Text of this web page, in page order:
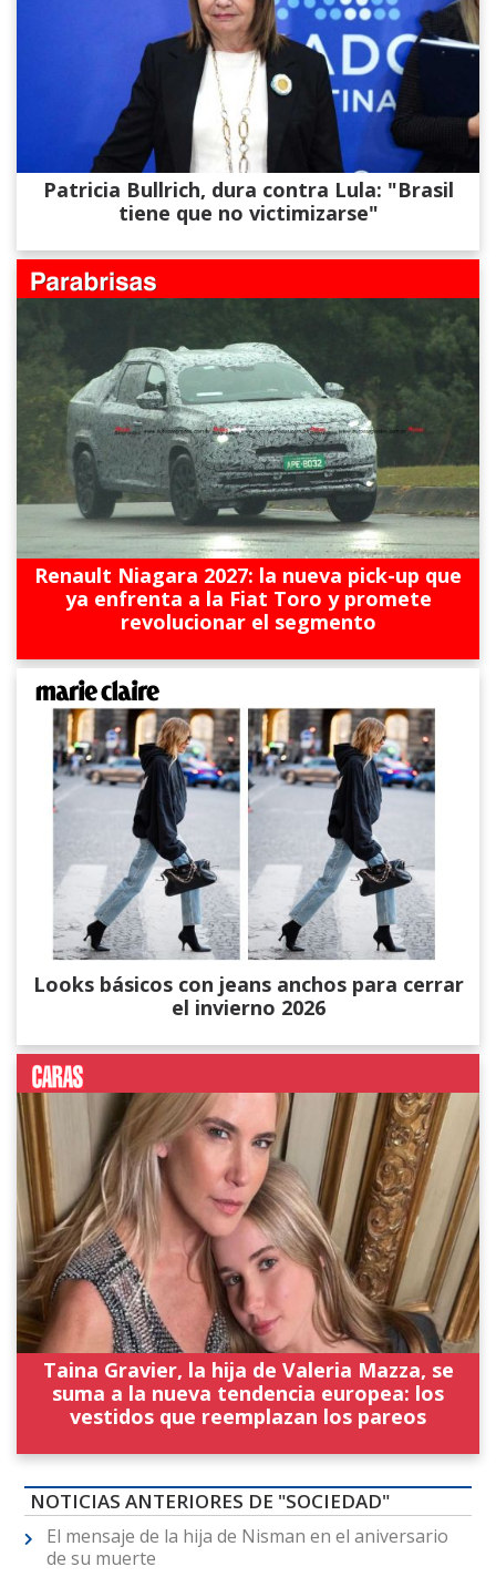
Patricia Bullrich, dura contra Lula: "Brasil
tiene que no victimizarse"
Renault Niagara 2027: la nueva pick-up que
ya enfrenta a la Fiat Toro y promete
revolucionar el segmento
Looks básicos con jeans anchos para cerrar
el invierno 2026
Taina Gravier, la hija de Valeria Mazza, se
suma a la nueva tendencia europea: los
vestidos que reemplazan los pareos
NOTICIAS ANTERIORES DE "SOCIEDAD"
El mensaje de la hija de Nisman en el aniversario
de su muerte